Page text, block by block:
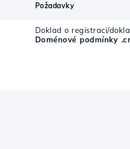
Požadavky
Doklad o registraci/
Doménové podmínky